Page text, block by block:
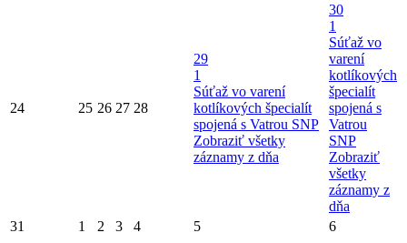
24 25 26 27 28
29
1
Súťaž vo varení
kotlíkových špecialít
spojená s Vatrou SNP
Zobraziť všetky
záznamy z dňa
30
1
Súťaž vo
varení
kotlíkových
špecialít
spojená s
Vatrou
SNP
Zobraziť
všetky
záznamy z
dňa
31
1 2 3 4 5 6